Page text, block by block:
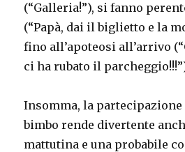
(“Galleria!”), si fanno
(“Papà, dai il biglietto e la
fino all’apoteosi all’arrivo
ci ha rubato il
Insomma, la
bimbo rende divertente
mattutina e una probabile